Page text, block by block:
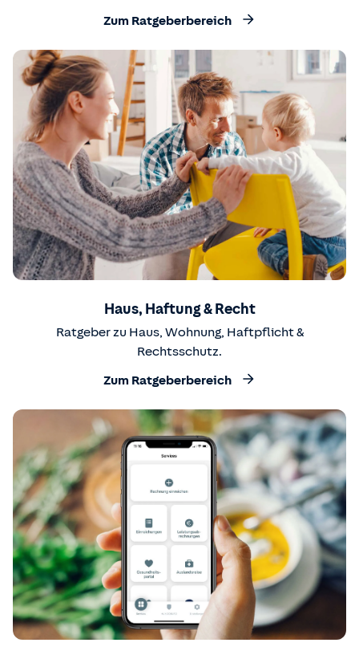
Zum Ratgeberbereich
Haus, Haftung & Recht
Ratgeber zu Haus, Wohnung, Haftpflicht &
Rechtsschutz.
Zum Ratgeberbereich